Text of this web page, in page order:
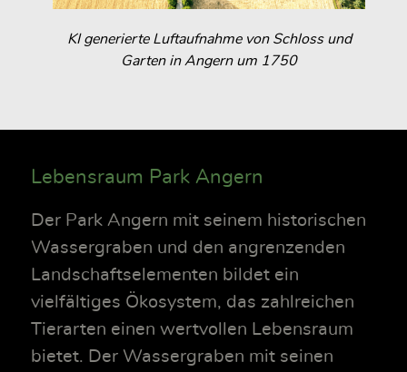
KI generierte Luftaufnahme von Schloss und
Garten in Angern um 1750
Lebensraum Park Angern
Der Park Angern mit seinem historischen
Wassergraben und den angrenzenden
Landschaftselementen bildet ein
vielfältiges Ökosystem, das zahlreichen
Tierarten einen wertvollen Lebensraum
bietet. Der Wassergraben mit seinen